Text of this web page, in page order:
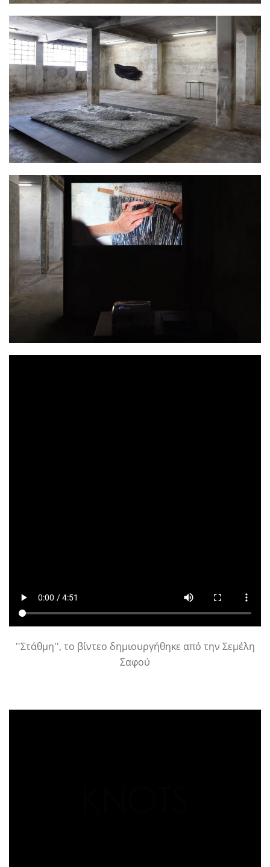
''Στάθμη'', το βίντεο δημιουργήθηκε από την Σεμέλη
Σαφού